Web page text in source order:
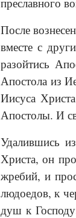
После
вместе с
разойтись
Апостола из
Иисуса
Апостолы. И
Удалившись
Христа, он
жребий, и
людоедов, к
душ к